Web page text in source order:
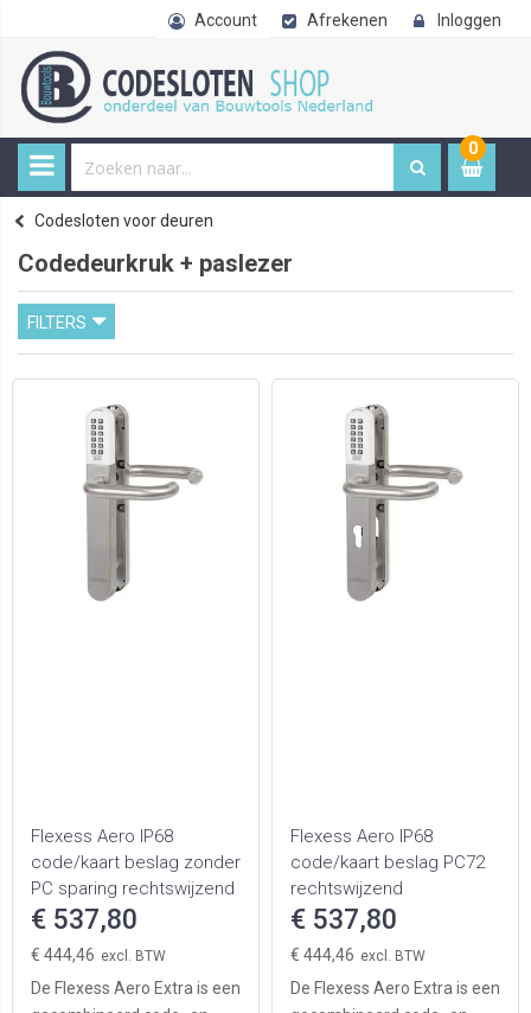
Account Afrekenen Inloggen
0
item
Home
Codesloten
Codesloten voor deuren
Codedeurkruk + paslezer
FILTERS
Flexess Aero IP68
code/kaart beslag zonder
PC sparing rechtswijzend
€ 537,80
€ 444,46
De Flexess Aero Extra is een
Flexess Aero IP68
code/kaart beslag PC72
rechtswijzend
€ 537,80
€ 444,46
De Flexess Aero Extra is een